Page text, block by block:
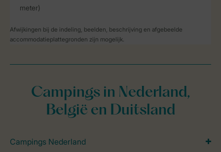
meter)
Afwijkingen bij de indeling, beelden, beschrijving en afgebeelde
accommodatieplattegronden zijn mogelijk.
Campings in Nederland,
België en Duitsland
Campings Nederland